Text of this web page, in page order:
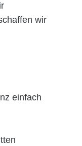
wir
einfach